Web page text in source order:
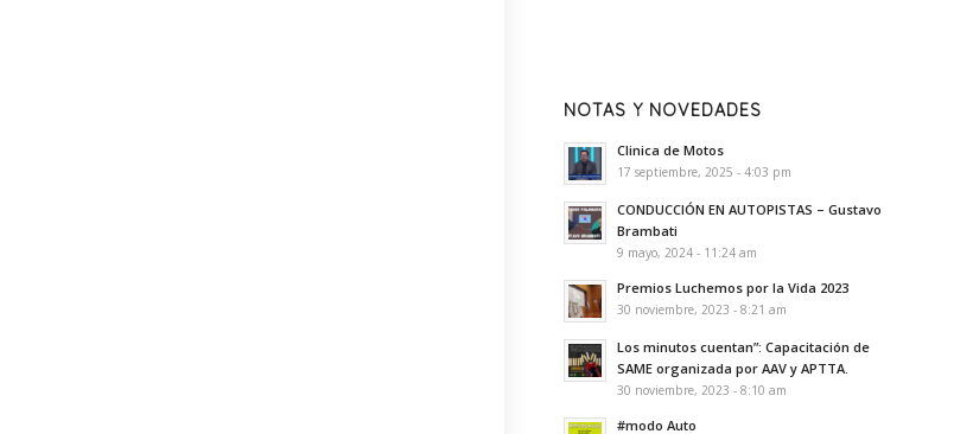
NOTAS Y NOVEDADES
Clinica de Motos
17 septiembre, 2025 - 4:03 pm
CONDUCCIÓN EN AUTOPISTAS – Gustavo
Brambati
9 mayo, 2024 - 11:24 am
Premios Luchemos por la Vida 2023
30 noviembre, 2023 - 8:21 am
Los minutos cuentan”: Capacitación de
SAME organizada por AAV y APTTA.
30 noviembre, 2023 - 8:10 am
#modo Auto